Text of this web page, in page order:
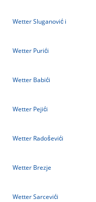
Wetter Sluganović i
Wetter Purići
Wetter Babići
Wetter Pejići
Wetter Radoševići
Wetter Brezje
Wetter Sarcevići